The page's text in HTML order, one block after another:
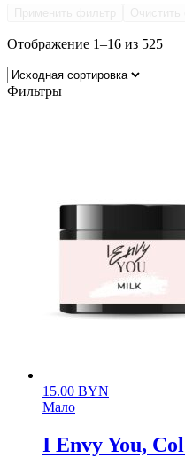
Отображение 1–16 из 525
Фильтры
15.00 BYN
Мало
I Envy You,